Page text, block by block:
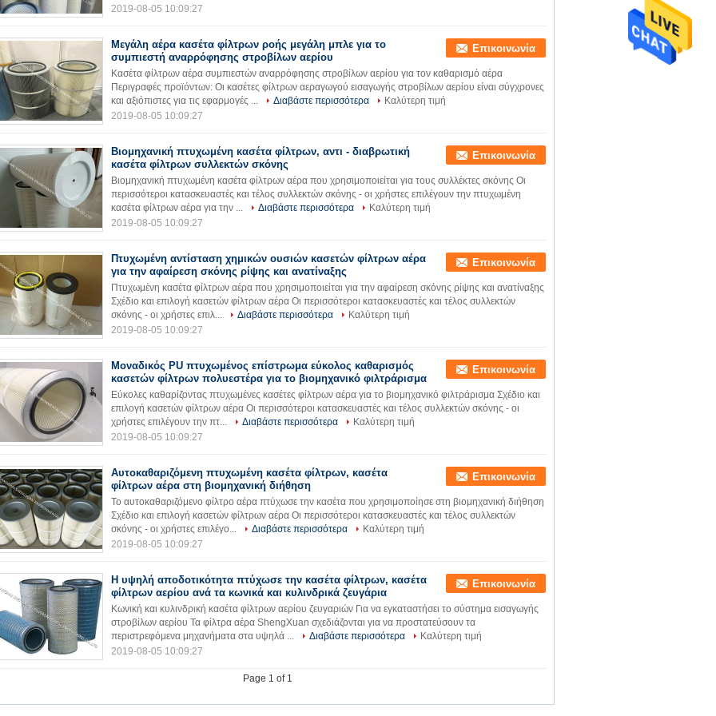
2019-08-05 10:09:27
Μεγάλη αέρα κασέτα φίλτρων ροής μεγάλη μπλε για το
συμπιεστή αναρρόφησης στροβίλων αερίου
Επικοινωνία
Κασέτα φίλτρων αέρα συμπιεστών αναρρόφησης στροβίλων αερίου για τον καθαρισμό αέρα
Περιγραφές προϊόντων: Οι κασέτες φίλτρων αεραγωγού εισαγωγής στροβίλων αερίου είναι σύγχρονες
και αξιόπιστες για τις εφαρμογές ...
Διαβάστε περισσότερα
Καλύτερη τιμή
2019-08-05 10:09:27
Βιομηχανική πτυχωμένη κασέτα φίλτρων, αντι - διαβρωτική
κασέτα φίλτρων συλλεκτών σκόνης
Επικοινωνία
Βιομηχανική πτυχωμένη κασέτα φίλτρων αέρα που χρησιμοποιείται για τους συλλέκτες σκόνης Οι
περισσότεροι κατασκευαστές και τέλος συλλεκτών σκόνης - οι χρήστες επιλέγουν την πτυχωμένη
κασέτα φίλτρων αέρα για την ...
Διαβάστε περισσότερα
Καλύτερη τιμή
2019-08-05 10:09:27
Πτυχωμένη αντίσταση χημικών ουσιών κασετών φίλτρων αέρα
για την αφαίρεση σκόνης ρίψης και ανατίναξης
Επικοινωνία
Πτυχωμένη κασέτα φίλτρων αέρα που χρησιμοποιείται για την αφαίρεση σκόνης ρίψης και ανατίναξης
Σχέδιο και επιλογή κασετών φίλτρων αέρα Οι περισσότεροι κατασκευαστές και τέλος συλλεκτών
σκόνης - οι χρήστες επιλ...
Διαβάστε περισσότερα
Καλύτερη τιμή
2019-08-05 10:09:27
Μοναδικός PU πτυχωμένος επίστρωμα εύκολος καθαρισμός
κασετών φίλτρων πολυεστέρα για το βιομηχανικό φιλτράρισμα
Επικοινωνία
Εύκολες καθαρίζοντας πτυχωμένες κασέτες φίλτρων αέρα για το βιομηχανικό φιλτράρισμα Σχέδιο και
επιλογή κασετών φίλτρων αέρα Οι περισσότεροι κατασκευαστές και τέλος συλλεκτών σκόνης - οι
χρήστες επιλέγουν την πτ...
Διαβάστε περισσότερα
Καλύτερη τιμή
2019-08-05 10:09:27
Αυτοκαθαριζόμενη πτυχωμένη κασέτα φίλτρων, κασέτα
φίλτρων αέρα στη βιομηχανική διήθηση
Επικοινωνία
Το αυτοκαθαριζόμενο φίλτρο αέρα πτύχωσε την κασέτα που χρησιμοποίησε στη βιομηχανική διήθηση
Σχέδιο και επιλογή κασετών φίλτρων αέρα Οι περισσότεροι κατασκευαστές και τέλος συλλεκτών
σκόνης - οι χρήστες επιλέγο...
Διαβάστε περισσότερα
Καλύτερη τιμή
2019-08-05 10:09:27
Η υψηλή αποδοτικότητα πτύχωσε την κασέτα φίλτρων, κασέτα
φίλτρων αερίου ανά τα κωνικά και κυλινδρικά ζευγάρια
Επικοινωνία
Κωνική και κυλινδρική κασέτα φίλτρων αερίου ζευγαριών Για να εγκαταστήσει το σύστημα εισαγωγής
στροβίλων αερίου Τα φίλτρα αέρα ShengXuan σχεδιάζονται για να προστατεύσουν τα
περιστρεφόμενα μηχανήματα στα υψηλά ...
Διαβάστε περισσότερα
Καλύτερη τιμή
2019-08-05 10:09:27
Page 1 of 1